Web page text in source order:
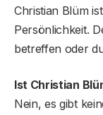
Christian Blüm
Persönlichkeit.
betreffen oder
Ist Christian
Nein, es gibt